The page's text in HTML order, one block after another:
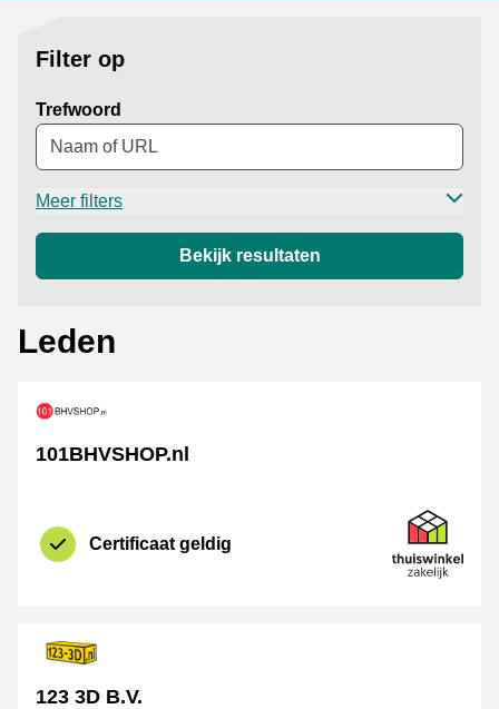
Filter op
Trefwoord
Meer filters
Bekijk resultaten
Leden
101BHVSHOP.nl
Certificaat geldig
certificaat
Thuiswinkel
123 3D B.V.